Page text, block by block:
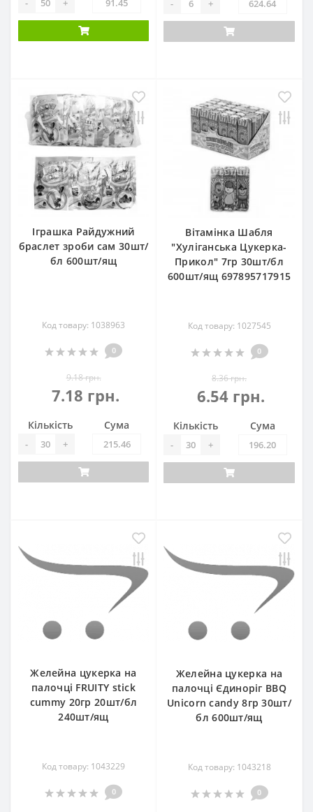
- +
Іграшка Райдужний
браслет зроби сам 30шт/
бл 600шт/ящ
Код товару: 1038963
0
9.18 грн.
7.18 грн.
Кількість
- +
Сума
Вітамінка Шабля
"Хуліганська Цукерка-
Прикол" 7гр 30шт/бл
600шт/ящ 697895717915
Код товару: 1027545
0
8.36 грн.
6.54 грн.
Кількість
- +
Сума
Желейна цукерка на
палочці FRUITY stick
cummy 20гр 20шт/бл
240шт/ящ
Код товару: 1043229
0
Желейна цукерка на
палочці Єдиноріг BBQ
Unicorn candy 8гр 30шт/
бл 600шт/ящ
Код товару: 1043218
0